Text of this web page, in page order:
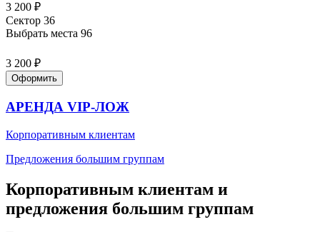
3 200 ₽
Сектор 36
Выбрать места 96
3 200 ₽
Оформить
АРЕНДА VIP-ЛОЖ
Корпоративным клиентам
Предложения большим группам
Корпоративным клиентам и
предложения большим группам